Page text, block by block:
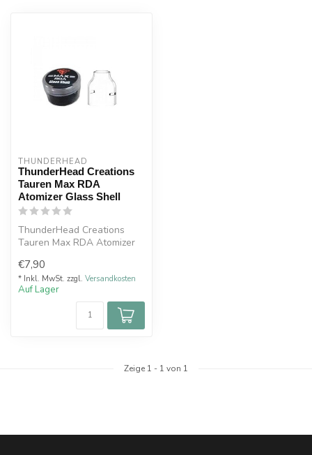
THUNDERHEAD
ThunderHead Creations
Tauren Max RDA
Atomizer Glass Shell
ThunderHead Creations
Tauren Max RDA Atomizer
€7,90
* Inkl. MwSt. zzgl. Versandkosten
Auf Lager
Zeige 1 - 1 von 1